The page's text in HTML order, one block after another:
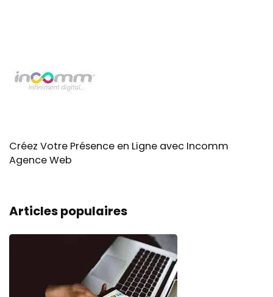
Créez Votre Présence en Ligne avec Incomm
Agence Web
Articles populaires